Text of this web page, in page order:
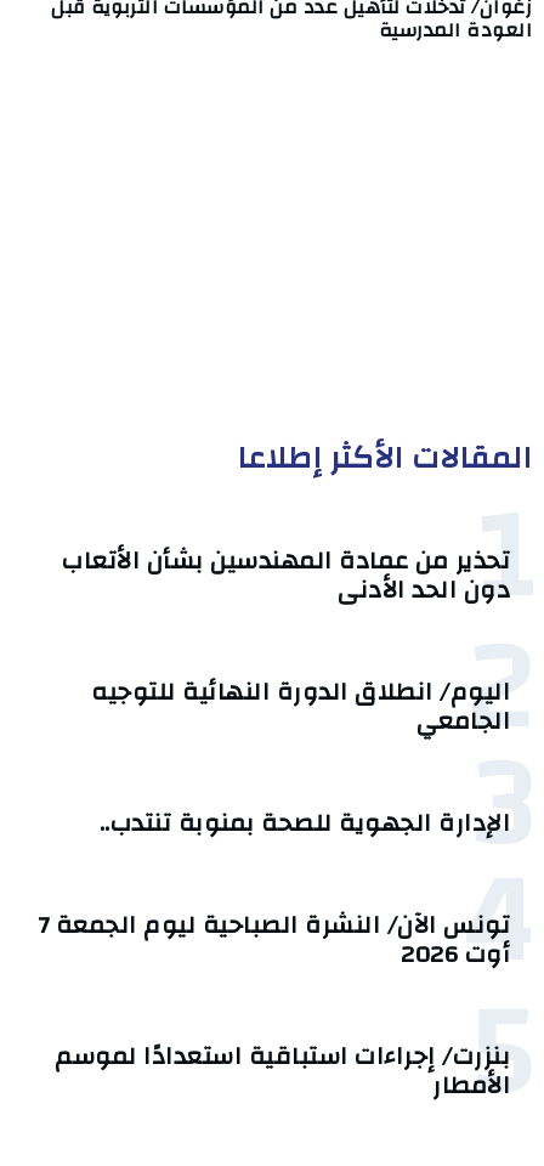
العودة المدرسية
المقالات الأكثر إطلاعا
1
تحذير من عمادة المهندسين بشأن الأتعاب
دون الحد الأدنى
2
اليوم/ انطلاق الدورة النهائية للتوجيه
الجامعي
3
الإدارة الجهوية للصحة بمنوبة تنتدب..
4 تونس الآن/ النشرة الصباحية ليوم الجمعة 7
أوت 2026
5
بنزرت/ إجراءات استباقية استعدادًا لموسم
الأمطار